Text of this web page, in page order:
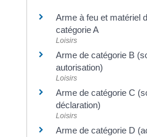
Arme à feu et matériel
catégorie A
Loisirs
Arme de catégorie B
autorisation)
Loisirs
Arme de catégorie C
déclaration)
Loisirs
Arme de catégorie D